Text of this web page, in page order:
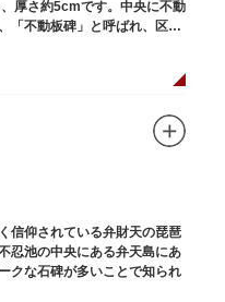
厚さ約5cmです。中央に不動
「不動板碑」と呼ばれ、区内
信仰されている弁財天の琵琶
忍池の中央にある弁天島にあ
クな石碑が多いことで知られ